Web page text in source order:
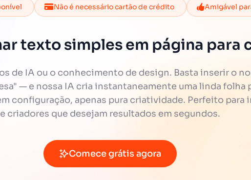
Não é necessário cartão de crédito Amigável
texto simples em página para
de IA ou o conhecimento de design. Basta inserir o
— e nossa IA cria instantaneamente uma linda folha
configuração, apenas pura criatividade. Perfeito
e criadores que desejam resultados em segundos.
Comece grátis agora